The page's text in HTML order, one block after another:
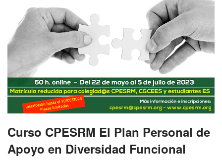
Curso CPESRM El Plan Personal de
Apoyo en Diversidad Funcional